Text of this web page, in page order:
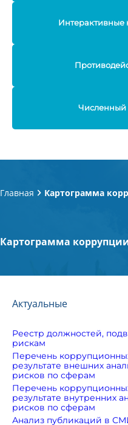
Интерактивные
Численный
Главная Картограмма
Картограмма
Актуальные
Реестр должностей,
рискам
Перечень
результате внешних
рисков по сферам
Перечень
результате внутренних
рисков по сферам
Анализ публикаций в